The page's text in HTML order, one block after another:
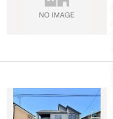
存
る